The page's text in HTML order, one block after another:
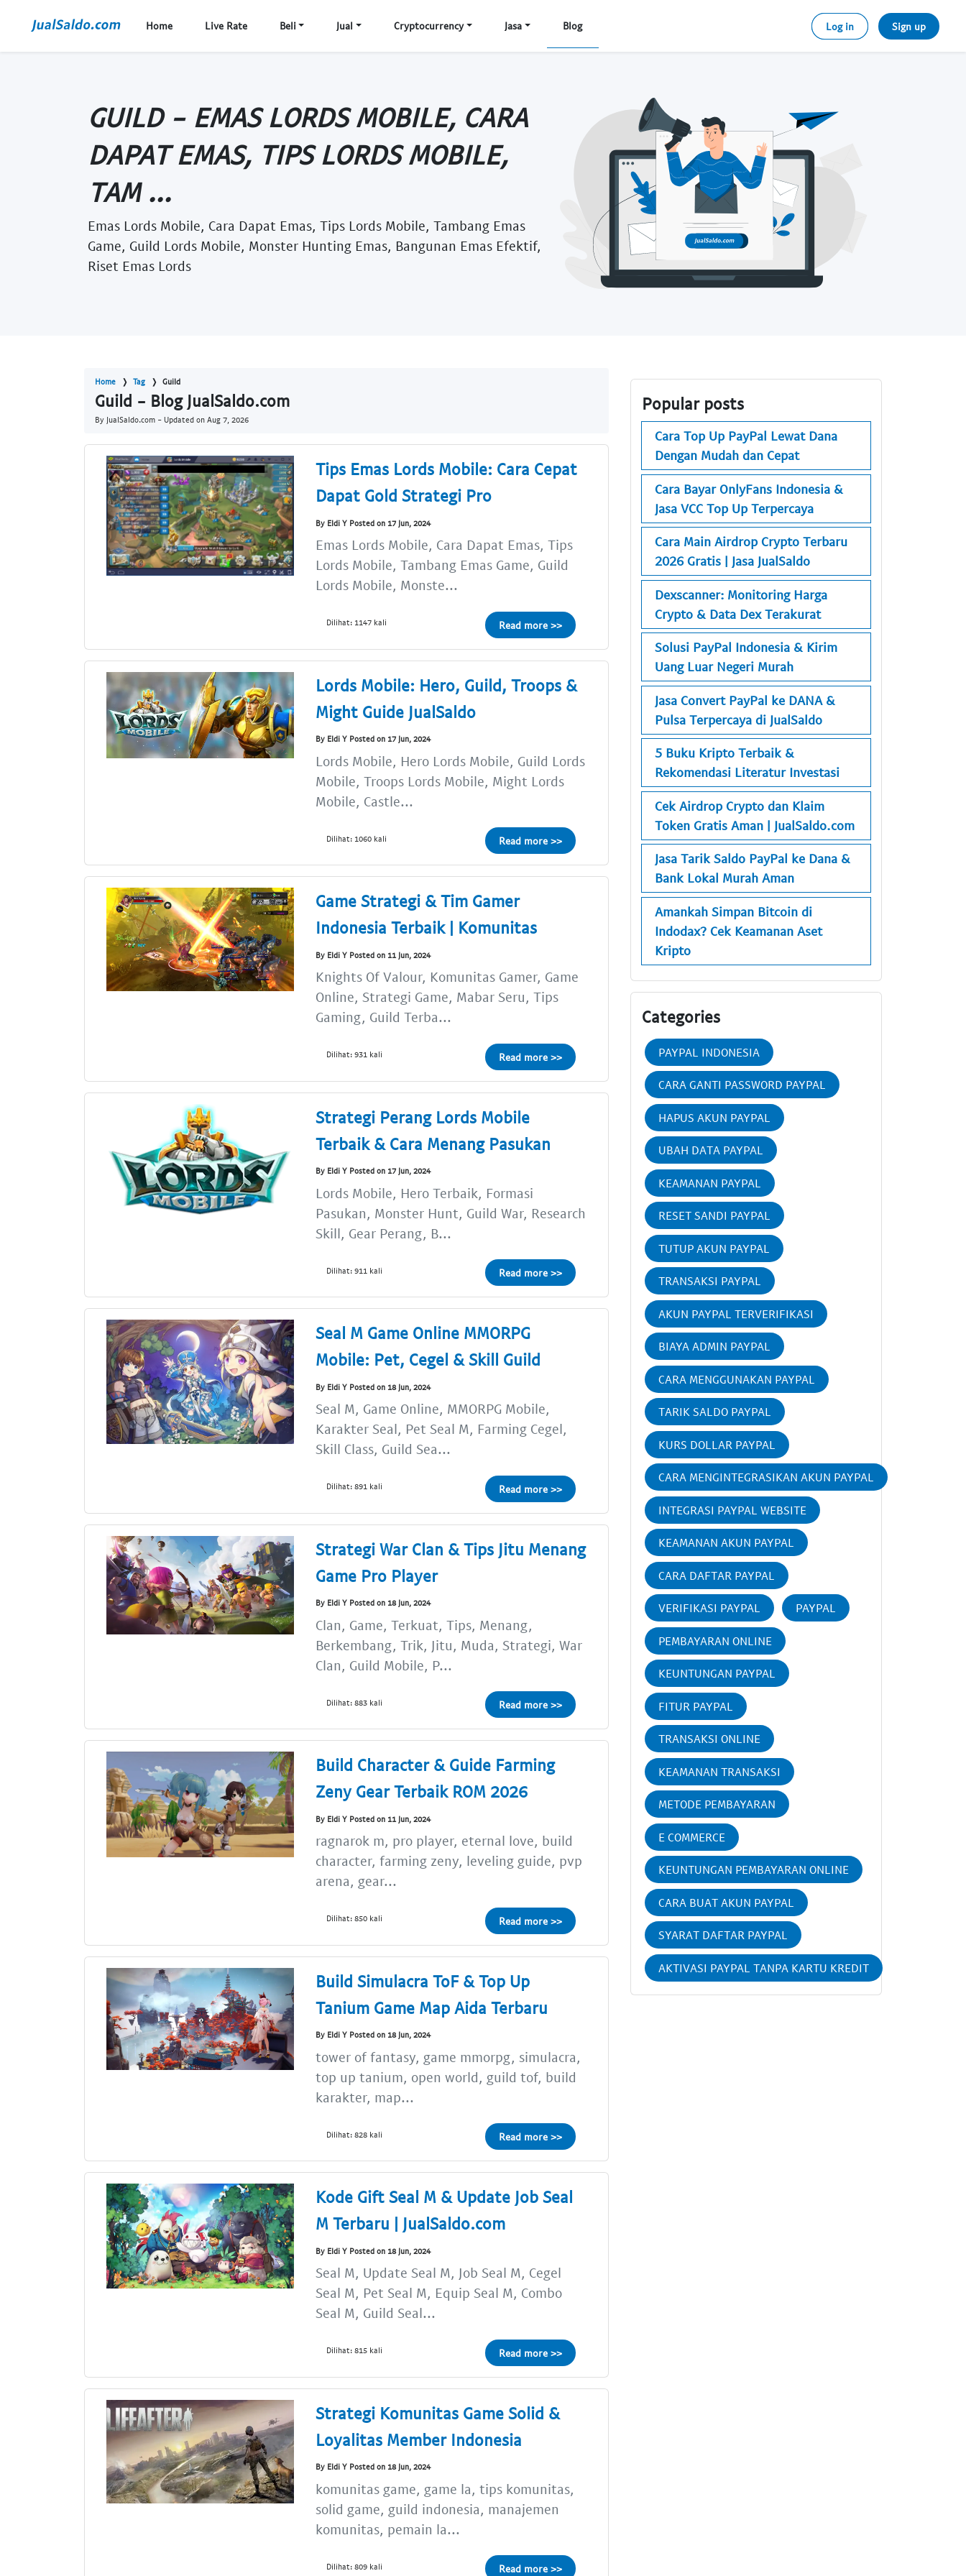
Home Live Rate Beli Jual Cryptocurrency Jasa Blog Log in Sign up
GUILD - EMAS LORDS MOBILE, CARA
DAPAT EMAS, TIPS LORDS MOBILE,
TAM ...
Emas Lords Mobile, Cara Dapat Emas, Tips Lords Mobile, Tambang Emas
Game, Guild Lords Mobile, Monster Hunting Emas, Bangunan Emas Efektif,
Riset Emas Lords
Home Tag Guild
Guild - Blog JualSaldo.com
By JualSaldo.com - Updated on Aug 7, 2026
Tips Emas Lords Mobile: Cara Cepat
Dapat Gold Strategi Pro
By Eldi Y Posted on 17 Jun, 2024
Emas Lords Mobile, Cara Dapat Emas, Tips
Lords Mobile, Tambang Emas Game, Guild
Lords Mobile, Monste...
Dilihat: 1147 kali Read more >>
Lords Mobile: Hero, Guild, Troops &
Might Guide JualSaldo
By Eldi Y Posted on 17 Jun, 2024
Lords Mobile, Hero Lords Mobile, Guild Lords
Mobile, Troops Lords Mobile, Might Lords
Mobile, Castle...
Dilihat: 1060 kali Read more >>
Game Strategi & Tim Gamer
Indonesia Terbaik | Komunitas
By Eldi Y Posted on 11 Jun, 2024
Knights Of Valour, Komunitas Gamer, Game
Online, Strategi Game, Mabar Seru, Tips
Gaming, Guild Terba...
Dilihat: 931 kali Read more >>
Strategi Perang Lords Mobile
Terbaik & Cara Menang Pasukan
By Eldi Y Posted on 17 Jun, 2024
Lords Mobile, Hero Terbaik, Formasi
Pasukan, Monster Hunt, Guild War, Research
Skill, Gear Perang, B...
Dilihat: 911 kali Read more >>
Seal M Game Online MMORPG
Mobile: Pet, Cegel & Skill Guild
By Eldi Y Posted on 18 Jun, 2024
Seal M, Game Online, MMORPG Mobile,
Karakter Seal, Pet Seal M, Farming Cegel,
Skill Class, Guild Sea...
Dilihat: 891 kali Read more >>
Strategi War Clan & Tips Jitu Menang
Game Pro Player
By Eldi Y Posted on 18 Jun, 2024
Clan, Game, Terkuat, Tips, Menang,
Berkembang, Trik, Jitu, Muda, Strategi, War
Clan, Guild Mobile, P...
Dilihat: 883 kali Read more >>
Build Character & Guide Farming
Zeny Gear Terbaik ROM 2026
By Eldi Y Posted on 11 Jun, 2024
ragnarok m, pro player, eternal love, build
character, farming zeny, leveling guide, pvp
arena, gear...
Dilihat: 850 kali Read more >>
Build Simulacra ToF & Top Up
Tanium Game Map Aida Terbaru
By Eldi Y Posted on 18 Jun, 2024
tower of fantasy, game mmorpg, simulacra,
top up tanium, open world, guild tof, build
karakter, map...
Dilihat: 828 kali Read more >>
Kode Gift Seal M & Update Job Seal
M Terbaru | JualSaldo.com
By Eldi Y Posted on 18 Jun, 2024
Seal M, Update Seal M, Job Seal M, Cegel
Seal M, Pet Seal M, Equip Seal M, Combo
Seal M, Guild Seal...
Dilihat: 815 kali Read more >>
Strategi Komunitas Game Solid &
Loyalitas Member Indonesia
By Eldi Y Posted on 18 Jun, 2024
komunitas game, game la, tips komunitas,
solid game, guild indonesia, manajemen
komunitas, pemain la...
Dilihat: 809 kali Read more >>
Popular posts
Cara Top Up PayPal Lewat Dana
Dengan Mudah dan Cepat
Cara Bayar OnlyFans Indonesia &
Jasa VCC Top Up Terpercaya
Cara Main Airdrop Crypto Terbaru
2026 Gratis | Jasa JualSaldo
Dexscanner: Monitoring Harga
Crypto & Data Dex Terakurat
Solusi PayPal Indonesia & Kirim
Uang Luar Negeri Murah
Jasa Convert PayPal ke DANA &
Pulsa Terpercaya di JualSaldo
5 Buku Kripto Terbaik &
Rekomendasi Literatur Investasi
Cek Airdrop Crypto dan Klaim
Token Gratis Aman | JualSaldo.com
Jasa Tarik Saldo PayPal ke Dana &
Bank Lokal Murah Aman
Amankah Simpan Bitcoin di
Indodax? Cek Keamanan Aset
Kripto
Categories
PAYPAL INDONESIA
CARA GANTI PASSWORD PAYPAL
HAPUS AKUN PAYPAL
UBAH DATA PAYPAL
KEAMANAN PAYPAL
RESET SANDI PAYPAL
TUTUP AKUN PAYPAL
TRANSAKSI PAYPAL
AKUN PAYPAL TERVERIFIKASI
BIAYA ADMIN PAYPAL
CARA MENGGUNAKAN PAYPAL
TARIK SALDO PAYPAL
KURS DOLLAR PAYPAL
CARA MENGINTEGRASIKAN AKUN PAYPAL
INTEGRASI PAYPAL WEBSITE
KEAMANAN AKUN PAYPAL
CARA DAFTAR PAYPAL
VERIFIKASI PAYPAL PAYPAL
PEMBAYARAN ONLINE
KEUNTUNGAN PAYPAL
FITUR PAYPAL
TRANSAKSI ONLINE
KEAMANAN TRANSAKSI
METODE PEMBAYARAN
E COMMERCE
KEUNTUNGAN PEMBAYARAN ONLINE
CARA BUAT AKUN PAYPAL
SYARAT DAFTAR PAYPAL
AKTIVASI PAYPAL TANPA KARTU KREDIT